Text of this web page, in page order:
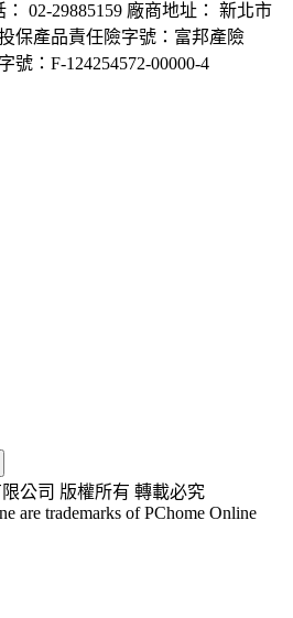
02-29885159 廠商地址： 新北市
保產品責任險字號：富邦產險
號：F-124254572-00000-4
公司 版權所有 轉載必究
are trademarks of PChome Online